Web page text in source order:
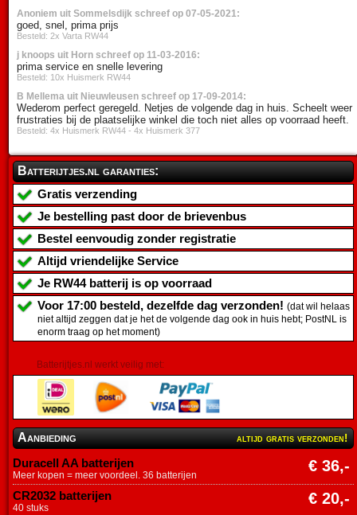
Anoniem uit Sommelsdijk schreef op 07-05-2021:
goed, snel, prima prijs
Besteld: 2x Varta RW44
j knoops uit Horn schreef op 11-03-2016:
prima service en snelle levering
Besteld: 10x Huismerk RW44
B Mellema uit Nieuwleusen schreef op 17-09-2014:
Wederom perfect geregeld. Netjes de volgende dag in huis. Scheelt weer
frustraties bij de plaatselijke winkel die toch niet alles op voorraad heeft.
Besteld: 4x Huismerk RW44 - 4x Huismerk 377
Batterijtjes.nl garanties:
Gratis verzending
Je bestelling past door de brievenbus
Bestel eenvoudig zonder registratie
Altijd vriendelijke Service
Je RW44 batterij is op voorraad
Voor 17:00 besteld, dezelfde dag verzonden! (dat wil helaas
niet altijd zeggen dat je het de volgende dag ook in huis hebt; PostNL is
enorm traag op het moment)
Batterijtjes.nl werkt veilig met:
Aanbieding altijd gratis verzonden!
Duracell AA batterijen € 36,-
Meer kopen = meer voordeel. 36 batterijen
CR2032 batterijen € 20,-
40 stuks